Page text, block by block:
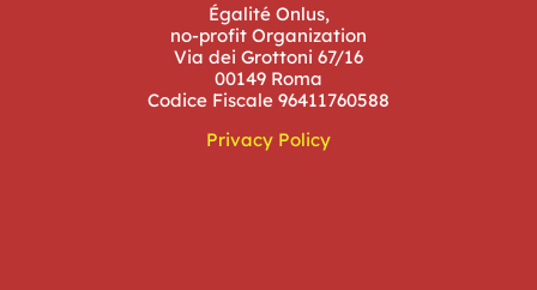
Égalité Onlus,
no-profit Organization
Via dei Grottoni 67/16
00149 Roma
Codice Fiscale 96411760588
Privacy Policy